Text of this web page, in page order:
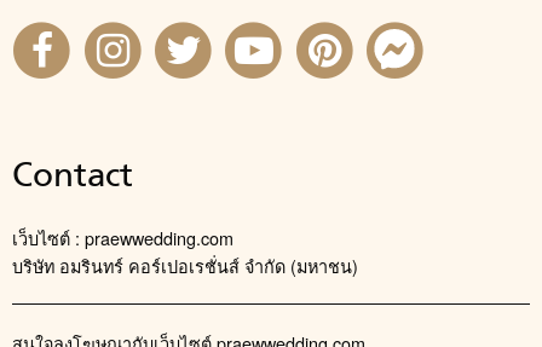
Contact
เว็บไซต์ : praewwedding.com
บริษัท อมรินทร์ คอร์เปอเรชั่นส์ จำกัด (มหาชน)